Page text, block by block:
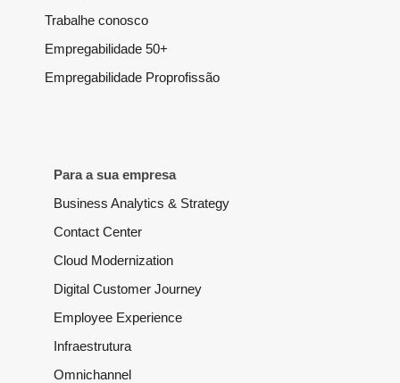
Trabalhe conosco
Empregabilidade 50+
Empregabilidade Proprofissão
Para a sua empresa
Business Analytics & Strategy
Contact Center
Cloud Modernization
Digital Customer Journey
Employee Experience
Infraestrutura
Omnichannel